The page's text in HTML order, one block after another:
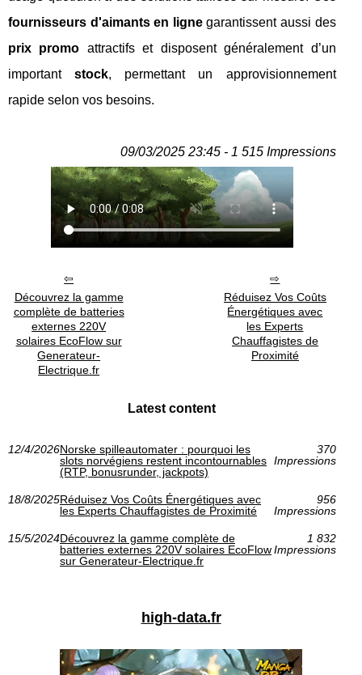
fournisseurs d'aimants en lignegarantissent aussi des
prix promo attractifs et disposent généralement d’un
importantstock, permettant un approvisionnement
rapide selon vos besoins.
09/03/2025 23:45 - 1 515 Impressions
Découvrez la gamme
complète de batteries
externes 220V
solaires EcoFlow sur
Generateur-
Electrique.fr
Réduisez Vos Coûts
Énergétiques avec
les Experts
Chauffagistes de
Proximité
Latest content
12/4/2026Norske spilleautomater : pourquoi les
slots norvégiens restent incontournables
(RTP, bonusrunder, jackpots)
370
Impressions
18/8/2025Réduisez Vos Coûts Énergétiques avec
les Experts Chauffagistes de Proximité
956
Impressions
15/5/2024Découvrez la gamme complète de
batteries externes 220V solaires EcoFlow
sur Generateur-Electrique.fr
1 832
Impressions
high-data.fr